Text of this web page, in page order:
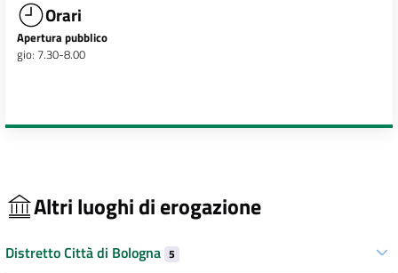
Orari
Apertura pubblico
gio: 7.30-8.00
Altri luoghi di erogazione
Distretto Città di Bologna 5